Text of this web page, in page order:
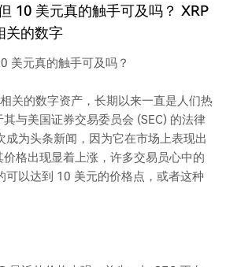
10 美元真的触手可及吗？ XRP
关的数字
美元真的触手可及吗？
关的数字资产，长期以来一直是人们热
与美国证券交易委员会 (SEC) 的法律
成为头条新闻，因为它在市场上表现出
格出现显着上涨，许多交易员心中的
可以达到 10 美元的价格点，或者这种